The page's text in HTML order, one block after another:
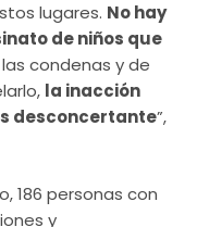
lugares. No hay
de niños que
condenas y de
la inacción
desconcertante”,
186 personas con
y